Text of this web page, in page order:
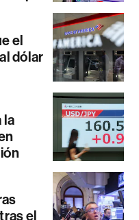
el
dólar
la
el